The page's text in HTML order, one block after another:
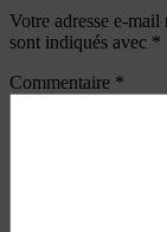
Votre adresse e-mail
sont indiqués avec *
Commentaire *